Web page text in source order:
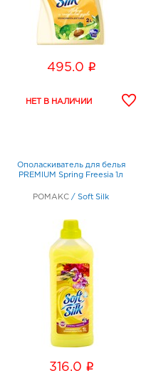
495.0 i
Ополаскиватель для белья
PREMIUM Spring Freesia 1л
РОМАКС / Soft Silk
316.0 i